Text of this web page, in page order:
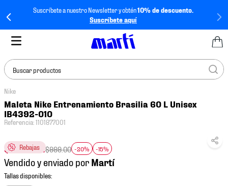
Suscríbete a nuestro Newsletter y obtén10% de descuento.
Suscríbete aquí
Buscar productos
Nike
Maleta Nike Entrenamiento Brasilia 60 L Unisex
IB4392-010
Referencia:1101877001
Rebajas
$679.32$999.00 -20% -15%
Vendido y enviado por
TÉRMINOS MÁS
BUSCADOS
1.
tenis mujer
2.
tenis hombre
3.
tenis
4.
tenis futbol